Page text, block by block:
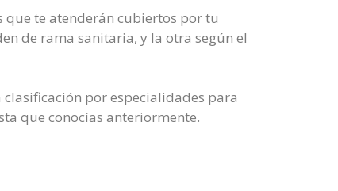
que te atenderán cubiertos por tu
de rama sanitaria, y la otra según el
por especialidades para
que conocías anteriormente.